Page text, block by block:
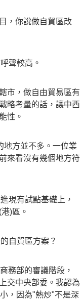
，你說做自貿區改
聲較高。
，做自由貿易區有
略考量的話，讓中西
性。
方並不多。一位業
來看沒有幾個地方符
有試點基礎上，
)區。
自貿區方案？
部的審議階段，
交中央部委。我認為
，因為"熱炒"不是深